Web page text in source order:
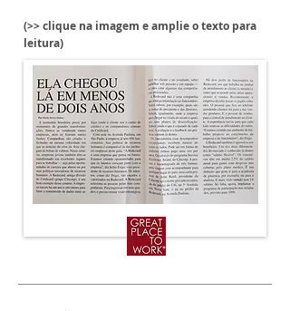
(>> clique na imagem e amplie o texto para
leitura)